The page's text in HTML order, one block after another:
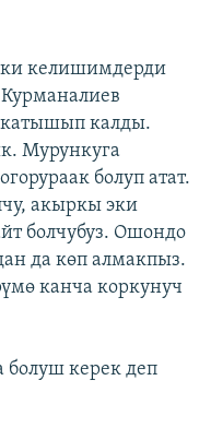
келишимдерди
катышып калды.
Мурункуга
болуп атат.
акыркы эки
болчубуз. Ошондо
да көп алмакпыз.
канча коркунуч
болуш керек деп